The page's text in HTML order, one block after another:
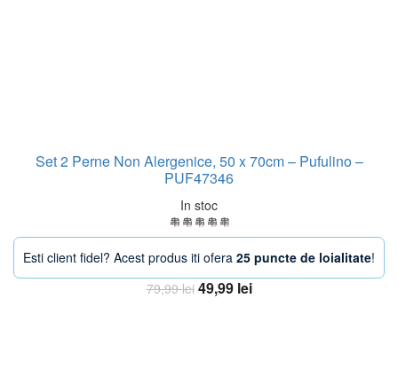
Set 2 Perne Non Alergenice, 50 x 70cm – Pufulino –
PUF47346
In stoc
Esti client fidel? Acest produs iti ofera 25 puncte de loialitate!
79,99lei Prețul
49,99 leiPrețul